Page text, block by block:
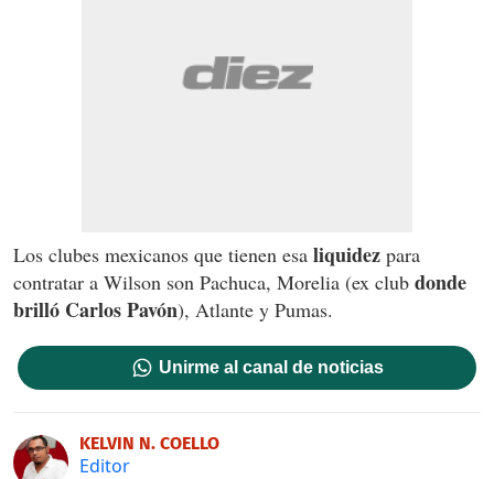
Los clubes mexicanos que tienen esa liquidez para
contratar a Wilson son Pachuca, Morelia (ex club donde
brilló Carlos Pavón), Atlante y Pumas.
Unirme al canal de noticias
KELVIN N. COELLO
Editor